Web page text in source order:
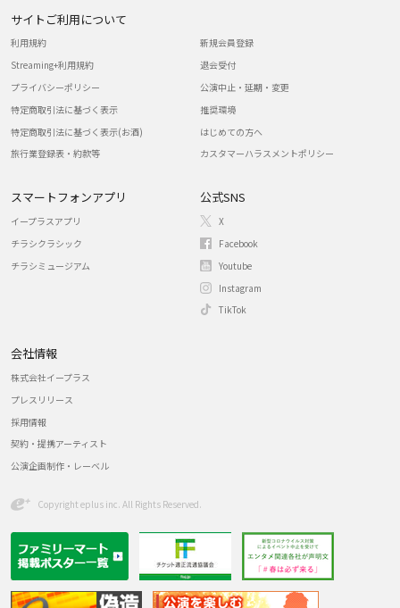
サイトご利用について
利用規約
Streaming+利用規約
プライバシーポリシー
特定商取引法に基づく表示
特定商取引法に基づく表示(お酒)
旅行業登録表・約款等
新規会員登録
退会受付
公演中止・延期・変更
推奨環境
はじめての方へ
カスタマーハラスメントポリシー
スマートフォンアプリ
イープラスアプリ
チラシクラシック
チラシミュージアム
公式SNS
X
Facebook
Youtube
Instagram
TikTok
会社情報
株式会社イープラス
プレスリリース
採用情報
契約・提携アーティスト
公演企画制作・レーベル
Copyright eplus inc. All Rights Reserved.